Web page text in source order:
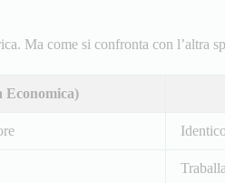
Ma come si confronta con l’altra
Economica)